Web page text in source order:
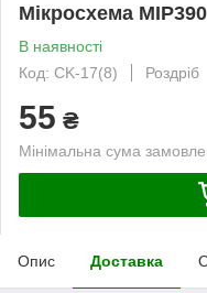
Мікросхема
В наявності
Код: CK-17(8)
Роздріб
55 ₴
Мінімальна сума
Опис Доставка